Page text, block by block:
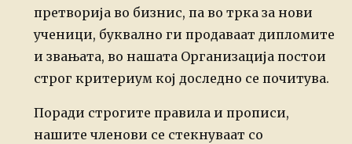
претворија во бизнис, па во трка за нови
ученици, буквално ги продаваат дипломите
и звањата, во нашата Организација постои
строг критериум кој доследно се почитува.
Поради строгите правила и прописи,
нашите членови се стекнуваат со